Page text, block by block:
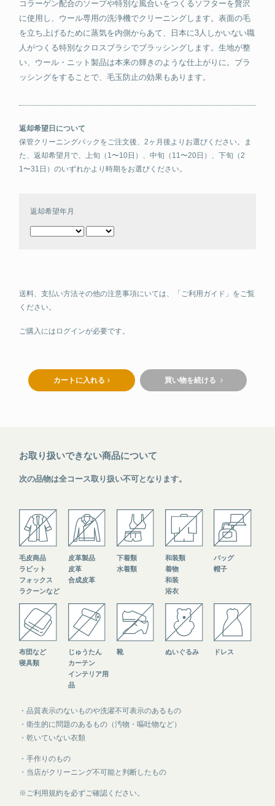
コラーゲン配合のソープや特別な風合いをつくるソフターを贅沢
に使用し、ウール専用の洗浄機でクリーニングします。表面の毛
を立ち上げるために蒸気を内側からあて、日本に3人しかいない職
人がつくる特別なクロスブラシでブラッシングします。生地が整
い、ウール・ニット製品は本来の輝きのような仕上がりに。ブラ
ッシングをすることで、毛玉防止の効果もあります。
返却希望日について
保管クリーニングパックをご注文後、2ヶ月後よりお選びください。ま
た、返却希望月で、上旬（1〜10日）、中旬（11〜20日）、下旬（2
1〜31日）のいずれかより時期をお選びください。
返却希望年月
送料、支払い方法その他の注意事項にいては、 「ご利用ガイド」 をご覧
ください。
ご購入にはログインが必要です。
カートに入れる 買い物を続ける
お取り扱いできない商品について
次の品物は全コース取り扱い不可となります。
毛皮商品
ラビット
フォックス
ラクーンなど
皮革製品
皮革
合成皮革
下着類
水着類
和装類
着物
和装
浴衣
バッグ
帽子
布団など
寝具類
じゅうたん
カーテン
インテリア用
品
靴 ぬいぐるみ ドレス
・品質表示のないものや洗濯不可表示のあるもの
・衛生的に問題のあるもの（汚物・嘔吐物など）
・乾いていない衣類
・手作りのもの
・当店がクリーニング不可能と判断したもの
※ご利用規約を必ずご確認ください。